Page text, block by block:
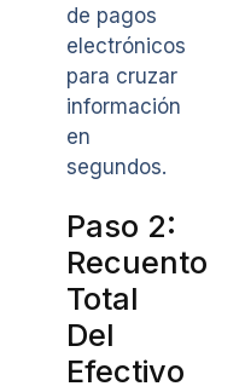
de pagos
electrónicos
para cruzar
información
en
segundos.
Paso 2:
Recuento
Total
Del
Efectivo